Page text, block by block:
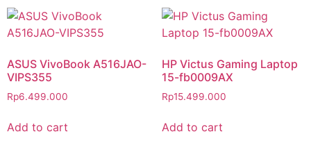
ASUS VivoBook A516JAO-
VIPS355
Rp6.499.000
Add to cart
HP Victus Gaming Laptop
15-fb0009AX
Rp15.499.000
Add to cart